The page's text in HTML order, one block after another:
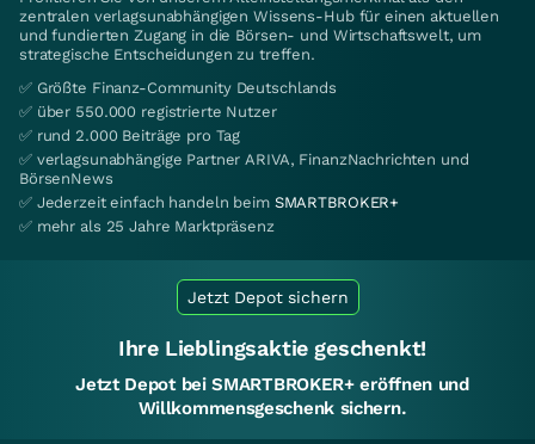
zentralen verlagsunabhängigen Wissens-Hub für einen aktuellen
und fundierten Zugang in die Börsen- und Wirtschaftswelt, um
strategische Entscheidungen zu treffen.
✅ Größte Finanz-Community Deutschlands
✅ über 550.000 registrierte Nutzer
✅ rund 2.000 Beiträge pro Tag
✅ verlagsunabhängige Partner ARIVA, FinanzNachrichten und
BörsenNews
✅ Jederzeit einfach handeln beim SMARTBROKER+
✅ mehr als 25 Jahre Marktpräsenz
Jetzt Depot sichern
Ihre Lieblingsaktie geschenkt!
Jetzt Depot bei SMARTBROKER+ eröffnen und
Willkommensgeschenk sichern.